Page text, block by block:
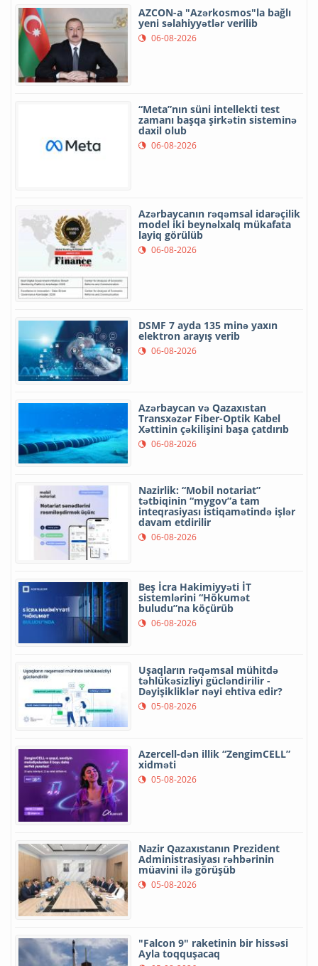
AZCON-a "Azərkosmos"la bağlı
yeni səlahiyyətlər verilib
06-08-2026
“Meta”nın süni intellekti test
zamanı başqa şirkətin sisteminə
daxil olub
06-08-2026
Azərbaycanın rəqəmsal idarəçilik
model iki beynəlxalq mükafata
layiq görülüb
06-08-2026
DSMF 7 ayda 135 minə yaxın
elektron arayış verib
06-08-2026
Azərbaycan və Qazaxıstan
Transxəzər Fiber-Optik Kabel
Xəttinin çəkilişini başa çatdırıb
06-08-2026
Nazirlik: “Mobil notariat”
tətbiqinin “mygov”a tam
inteqrasiyası istiqamətində işlər
davam etdirilir
06-08-2026
Beş İcra Hakimiyyəti İT
sistemlərini “Hökumət
buludu”na köçürüb
06-08-2026
Uşaqların rəqəmsal mühitdə
təhlükəsizliyi gücləndirilir -
Dəyişikliklər nəyi ehtiva edir?
05-08-2026
Azercell-dən illik “ZengimCELL”
xidməti
05-08-2026
Nazir Qazaxıstanın Prezident
Administrasiyası rəhbərinin
müavini ilə görüşüb
05-08-2026
"Falcon 9" raketinin bir hissəsi
Ayla toqquşacaq